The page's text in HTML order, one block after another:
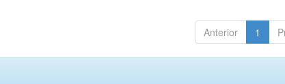
Anterior 1